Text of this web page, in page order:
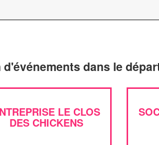
dans le
LE CLOS
DES CHICKENS